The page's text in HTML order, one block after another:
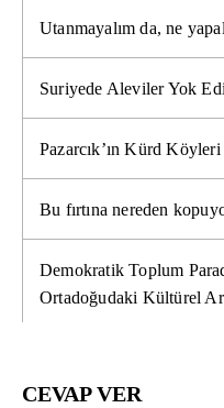
Utanmayalım da, ne
Suriyede Aleviler Yok
Pazarcık’ın Kürd Köyleri
Bu fırtına nereden
Demokratik Toplum
Ortadoğudaki Kültürel
CEVAP VER